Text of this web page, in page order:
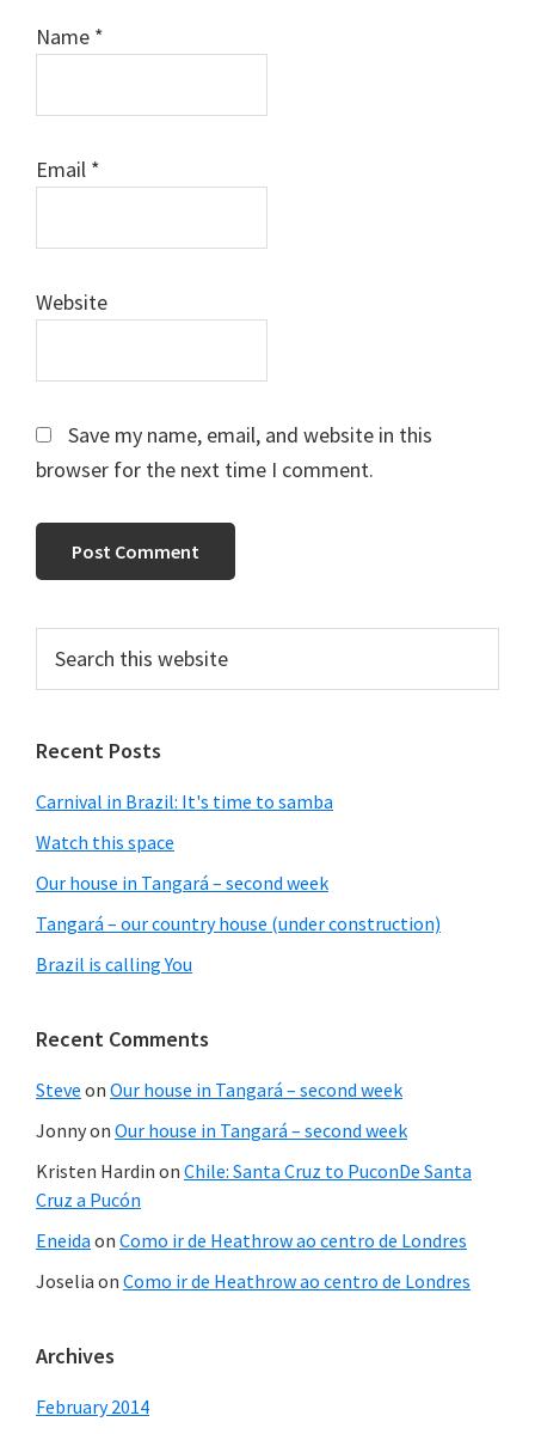
Name *
Email *
Website
Save my name, email, and website in this
browser for the next time I comment.
Primary
Sidebar
this
Recent Posts
Carnival in Brazil: It's time to samba
Watch this space
Our house in Tangará – second week
Tangará – our country house (under construction)
Brazil is calling You
Recent Comments
Steve on Our house in Tangará – second week
Jonnyon Our house in Tangará – second week
Kristen Hardin on Chile: Santa Cruz to PuconDe Santa
Cruz a Pucón
Eneida on Como ir de Heathrow ao centro de Londres
Joselia on Como ir de Heathrow ao centro de Londres
Archives
February 2014